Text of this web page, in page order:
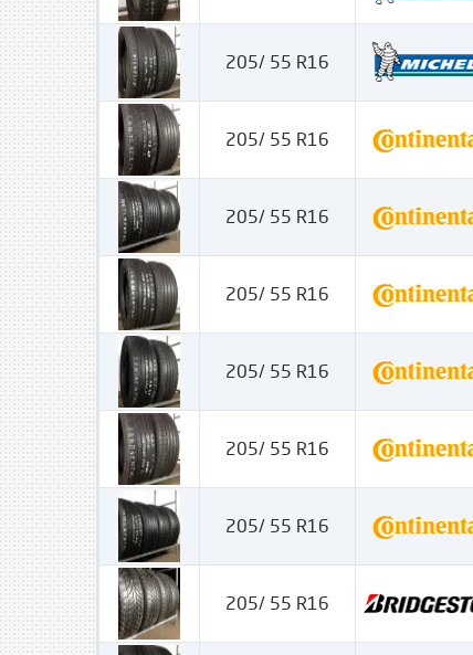
205/ 55 R16
205/ 55 R16
205/ 55 R16
205/ 55 R16
205/ 55 R16
205/ 55 R16
205/ 55 R16
205/ 55 R16